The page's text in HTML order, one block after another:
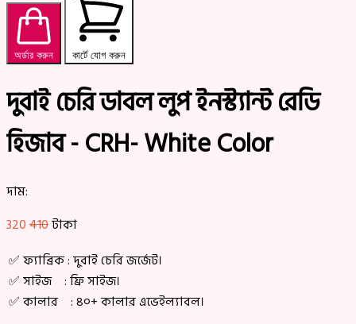
অর্ডার করুন কার্টে যোগ করুন
দুবাই চেরি ডাবল লুপ ইনস্ট্যান্ট রেডি
হিজাব - CRH- White Color
দাম:
320410টাকা
✅ ফ্যাব্রিক : দুবাই চেরি জর্জেট।
✅ সাইজ : ফ্রি সাইজ।
✅ কালার : ৪০+ কালার এভেইল্যাবল।